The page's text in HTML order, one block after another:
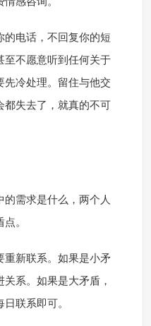
电话，不回复你的短
至不愿意听到任何关于
先冷处理。留住与他交
都失去了，就真的不可
需求是什么，两个人
。
新联系。如果是小矛
系。如果是大矛盾，
联系即可。